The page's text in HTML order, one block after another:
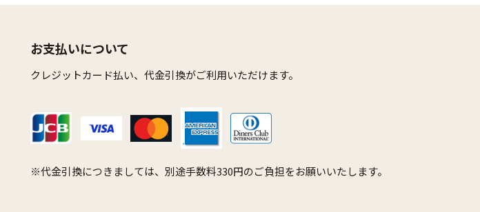
お支払いについて
クレジットカード払い、代金引換がご利用いただけます。
※代金引換につきましては、別途手数料330円のご負担をお願いいたします。